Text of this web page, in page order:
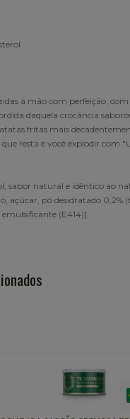
à mão com perfeição, com
daquela crocância
fritas mais
resta é você explodir com
sabor natural e idêntico ao
açúcar, pó desidratado 0,2%
(E414)].